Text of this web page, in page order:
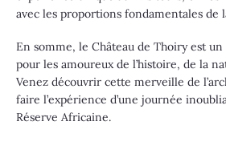
avec les proportions fondamentales de
En somme, le Château de Thoiry est
pour les amoureux de l’histoire, de la
Venez découvrir cette merveille de
faire l’expérience d’une journée
Réserve Africaine.